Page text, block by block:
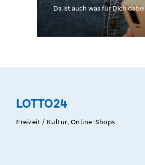
Da ist auch was für Dich dabei
LOTTO24
Freizeit / Kultur, Online-Shops